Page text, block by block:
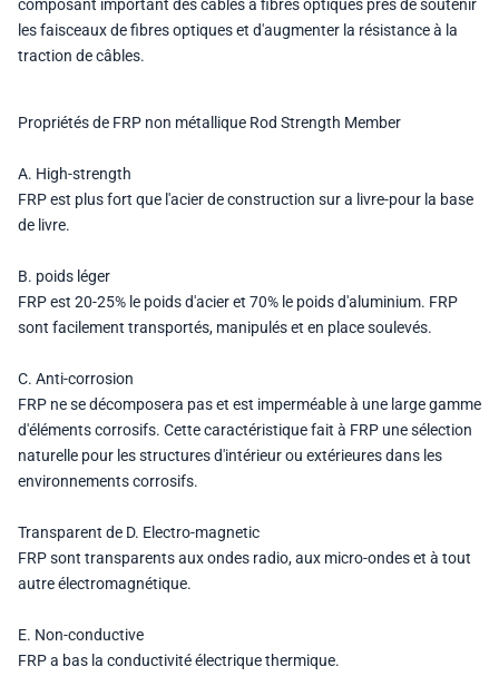
composant important des câbles à fibres optiques près de soutenir
les faisceaux de fibres optiques et d'augmenter la résistance à la
traction de câbles.
Propriétés de FRP non métallique Rod Strength Member
A. High-strength
FRP est plus fort que l'acier de construction sur a livre-pour la base
de livre.
B. poids léger
FRP est 20-25% le poids d'acier et 70% le poids d'aluminium. FRP
sont facilement transportés, manipulés et en place soulevés.
C. Anti-corrosion
FRP ne se décomposera pas et est imperméable à une large gamme
d'éléments corrosifs. Cette caractéristique fait à FRP une sélection
naturelle pour les structures d'intérieur ou extérieures dans les
environnements corrosifs.
Transparent de D. Electro-magnetic
FRP sont transparents aux ondes radio, aux micro-ondes et à tout
autre électromagnétique.
E. Non-conductive
FRP a bas la conductivité électrique thermique.